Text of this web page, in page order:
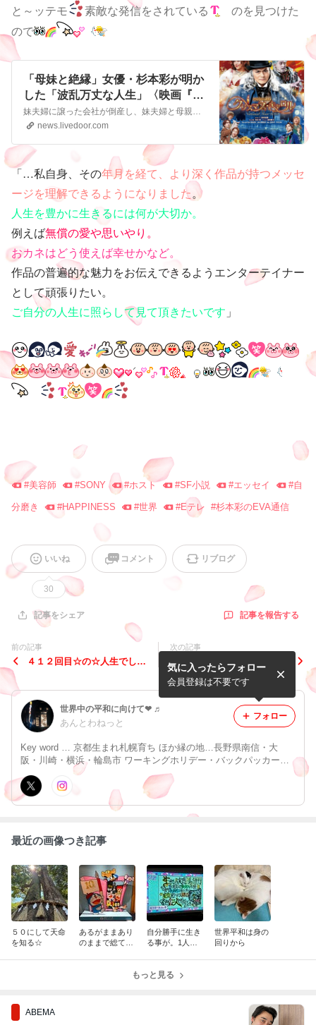
と～ッテモ
素敵な発信をされている
のを見つけた
ので
「母妹と絶縁」女優・杉本彩が明か
した「波乱万丈な人生」〈映画『花
と蛇』の過酷な撮影〉〈骨折したま
ま社交ダンス〉 - ライブドアニュー
ス
妹夫婦に譲った会社が倒産し、妹夫婦と母親を引き取ろうとした杉本彩。母は妹側に立ち、ありもしない妄想を週刊誌に話したそうで、母妹と絶縁した。「家族の呪縛」を断って、自分の人生を大切にすることにした、と語っている
news.livedoor.com
「…私自身、その年月を経て、より深く作品が持つメッセ
ージを理解できるようになりました。
人生を豊かに生きるには何が大切か。
例えば無償の愛や思いやり。
おカネはどう使えば幸せかなど。
作品の普遍的な魅力をお伝えできるようエンターテイナー
として頑張りたい。
ご自分の人生に照らして見て頂きたいです 」
#美容師 #SONY #ホスト #SF小説 #エッセイ #自
分磨き #HAPPINESS #世界 #Eテレ #杉本彩のEVA通信
いいね
30
コメント リブログ
記事をシェア 記事を報告する
前の記事
４１２回目☆の☆人生でした
次の記事
どんな君でも☆アイシテイル
♡
世界中の平和に向けて❤ ♬
あんとわねっと
Key word … 京都生まれ札幌育ち ほか縁の地…長野県南信・大
阪・川崎・横浜・輪島市 ワーキングホリデー・バックパッカー
旅・ オーストラリア、NZ 子育てサポーター 毒母・ステップファ
ミリー・マザコン夫
気に入ったらフォロー
会員登録は不要です
フォロー
最近の画像つき記事
５０にして天命
を知る☆
あるがままあり
のままで総て上
自分勝手に生き
る事が。1人で
世界平和️️は身の
回りから
もっと見る
ABEMA